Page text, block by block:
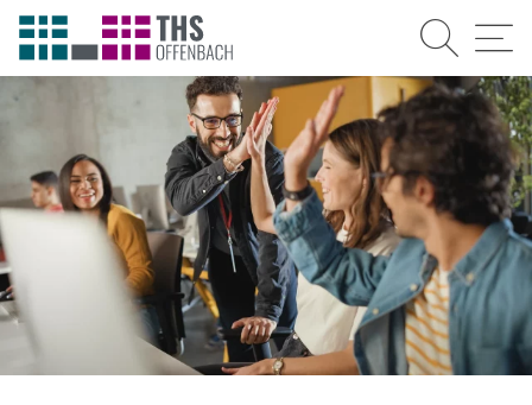
Suche Menü